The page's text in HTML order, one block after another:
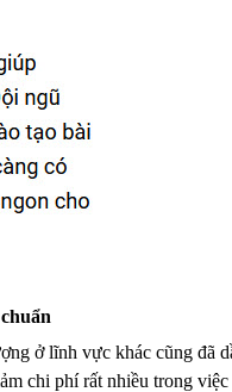
ở lĩnh vực khác cũng đã
chi phí rất nhiều trong việc